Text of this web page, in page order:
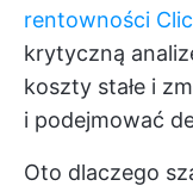
rentowności
krytyczną
koszty stałe i
i podejmować
Oto dlaczego